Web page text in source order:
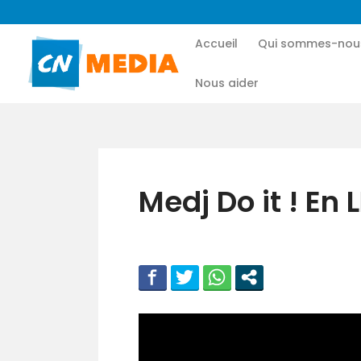
Accueil Qui sommes-
Nous aider
Medj Do it ! En